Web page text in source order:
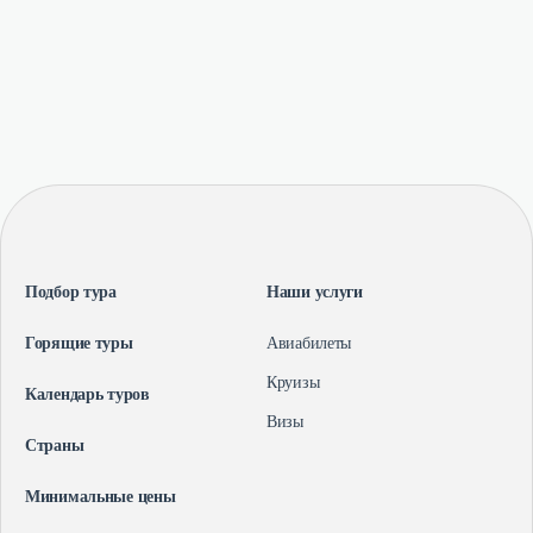
Подбор тура
Горящие туры
Календарь туров
Страны
Минимальные цены
Наши услуги
Авиабилеты
Круизы
Визы